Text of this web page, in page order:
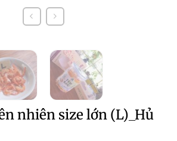
nhiên size lớn (L)_Hủ